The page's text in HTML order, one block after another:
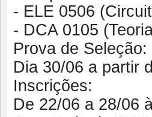
- ELE 0506
- DCA 0105
Prova de Seleção:
Dia 30/06 a partir
Inscrições:
De 22/06 a 28/06